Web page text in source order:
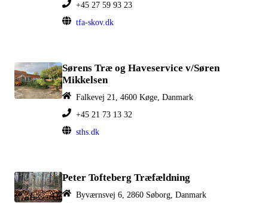
+45 27 59 93 23
tfa-skov.dk
Sørens Træ og Haveservice v/Søren
Mikkelsen
Falkevej 21, 4600 Køge, Danmark
+45 21 73 13 32
sths.dk
Peter Tofteberg Træfældning
Byværnsvej 6, 2860 Søborg, Danmark